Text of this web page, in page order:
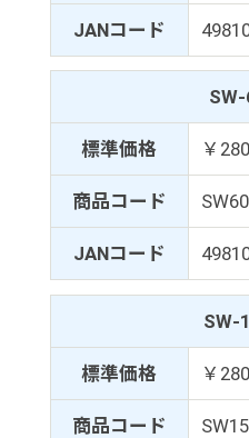
JANコード
標準価格 ￥
商品コード
JANコード
SW-
標準価格 ￥
商品コード